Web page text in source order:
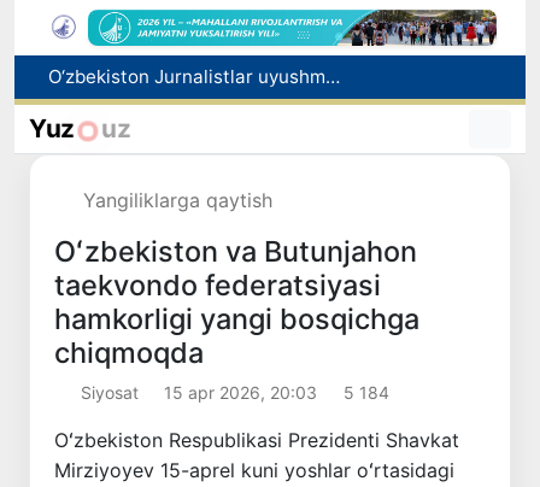
Kredit va moliyaviy xizmatlar reklamasiga ogohlantirish talabi kiritiladi
FOTON va MKBANK strategik hamkorlik va bo‘lib to‘lash shartlari!
Yuz uz
Yangiliklarga qaytish
Oʻzbekiston va Butunjahon
taekvondo federatsiyasi
hamkorligi yangi bosqichga
chiqmoqda
Siyosat 15 apr 2026, 20:03 5 184
Oʻzbekiston Respublikasi Prezidenti Shavkat
Mirziyoyev 15-aprel kuni yoshlar oʻrtasidagi